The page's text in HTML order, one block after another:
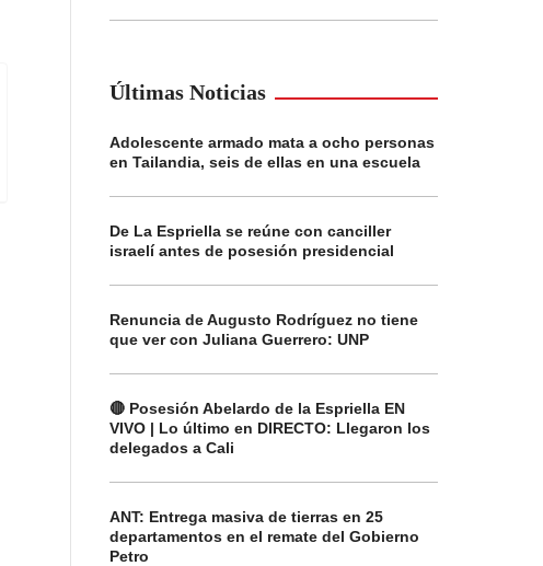
Últimas Noticias
Adolescente armado mata a ocho personas
en Tailandia, seis de ellas en una escuela
De La Espriella se reúne con canciller
israelí antes de posesión presidencial
Renuncia de Augusto Rodríguez no tiene
que ver con Juliana Guerrero: UNP
🔴 Posesión Abelardo de la Espriella EN
VIVO | Lo último en DIRECTO: Llegaron los
delegados a Cali
ANT: Entrega masiva de tierras en 25
departamentos en el remate del Gobierno
Petro